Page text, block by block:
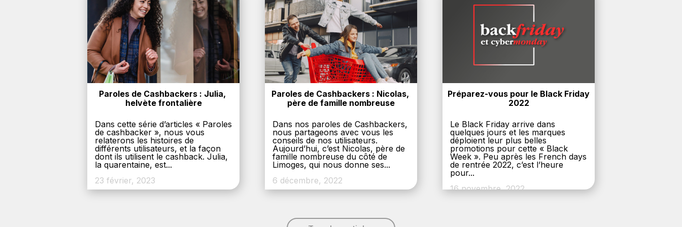
Paroles de Cashbackers : Julia,
helvète frontalière
Dans cette série d’articles « Paroles
de cashbacker », nous vous
relaterons les histoires de
différents utilisateurs, et la façon
dont ils utilisent le cashback. Julia,
la quarentaine, est...
23 février, 2023
Paroles de Cashbackers : Nicolas,
père de famille nombreuse
Dans nos paroles de Cashbackers,
nous partageons avec vous les
conseils de nos utilisateurs.
Aujourd’hui, c’est Nicolas, père de
famille nombreuse du côté de
Limoges, qui nous donne ses...
6 décembre, 2022
Préparez-vous pour le Black Friday
2022
Le Black Friday arrive dans
quelques jours et les marques
déploient leur plus belles
promotions pour cette « Black
Week ». Peu après les French days
de rentrée 2022, c’est l’heure
pour...
16 novembre, 2022